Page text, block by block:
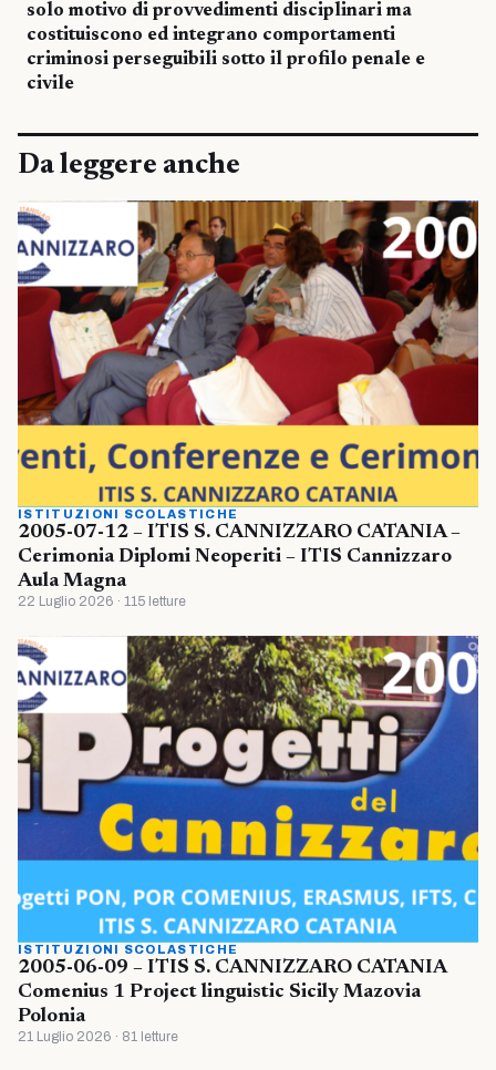
solo motivo di provvedimenti disciplinari ma
costituiscono ed integrano comportamenti
criminosi perseguibili sotto il profilo penale e
civile
Da leggere anche
ISTITUZIONI SCOLASTICHE
2005-07-12 – ITIS S. CANNIZZARO CATANIA –
Cerimonia Diplomi Neoperiti – ITIS Cannizzaro
Aula Magna
22 Luglio 2026 · 115 letture
ISTITUZIONI SCOLASTICHE
2005-06-09 – ITIS S. CANNIZZARO CATANIA
Comenius 1 Project linguistic Sicily Mazovia
Polonia
21 Luglio 2026 · 81 letture